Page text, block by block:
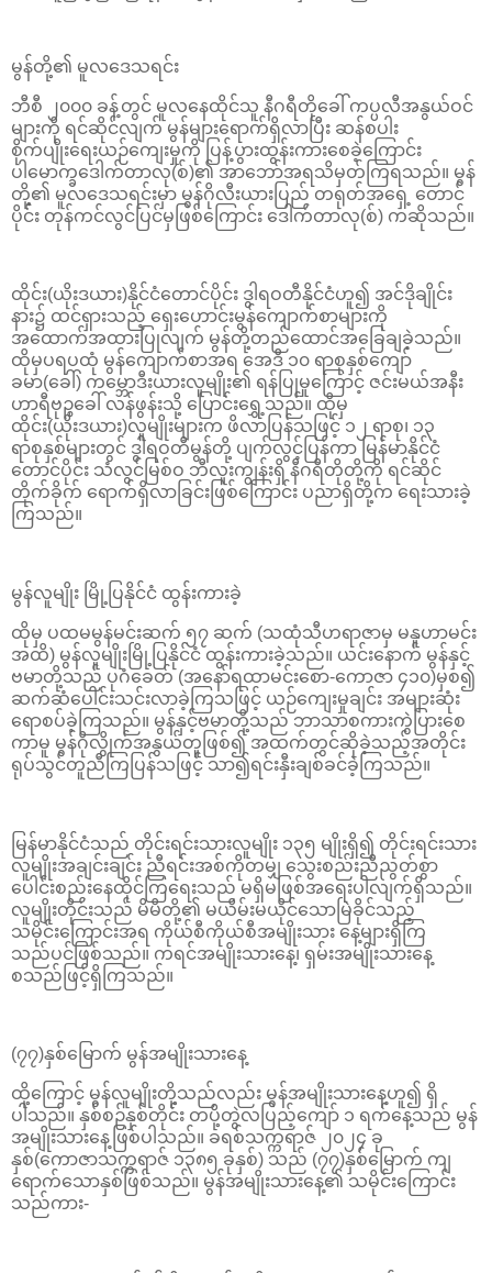
မွန်တို့၏ မူလဒေသရင်း
ဘီစီ ၂၀၀၀ ခန့်တွင် မူလနေထိုင်သူ နီဂရီတိုခေါ် ကပ္ပလီအနွယ်ဝင်
များကို ရင်ဆိုင်လျက် မွန်များရောက်ရှိလာပြီး ဆန်စပါး
စိုက်ပျိုးရေးယဉ်ကျေးမှုကို ပြန့်ပွားထွန်းကားစေခဲ့ကြောင်း
ပါမောက္ခဒေါက်တာလု(စ်)၏ အာဘော်အရသိမှတ်ကြရသည်။ မွန်
တို့၏ မူလဒေသရင်းမှာ မွန်ဂိုလီးယားပြည် တရုတ်အရှေ့ တောင်
ပိုင်း တုန်ကင်လွင်ပြင်မှဖြစ်ကြောင်း ဒေါက်တာလု(စ်) ကဆိုသည်။
ထိုင်း(ယိုးဒယား)နိုင်ငံတောင်ပိုင်း ဒွါရဝတီနိုင်ငံဟူ၍ အင်ဒိုချိုင်း
နား၌ ထင်ရှားသည့် ရှေးဟောင်းမွန်ကျောက်စာများကို
အထောက်အထားပြုလျက် မွန်တို့တည်ထောင်အခြေချခဲ့သည်။
ထိုမှပရပထုံ မွန်ကျောက်စာအရ အေဒီ ၁၀ ရာစုနှစ်ကျော်
ခမာ(ခေါ်) ကမ္ဘောဒီးယားလူမျိုး၏ ရန်ပြုမှုကြောင့် ဇင်းမယ်အနီး
ဟာရီဗုဉ္စခေါ် လန်ဖွန်းသို့ ပြောင်းရွှေ့သည်။ ထိုမှ
ထိုင်း(ယိုးဒယား)လူမျိုးများက ဖိလာပြန်သဖြင့် ၁၂ ရာစု၊ ၁၃
ရာစုနှစ်များတွင် ဒွါရဝတီမွန်တို့ ပျက်လွင့်ပြန်ကာ မြန်မာနိုင်ငံ
တောင်ပိုင်း သံလွင်မြစ်ဝ ဘီလူးကျွန်းရှိ နီဂရီတိုတို့ကို ရင်ဆိုင်
တိုက်ခိုက် ရောက်ရှိလာခြင်းဖြစ်ကြောင်း ပညာရှိတို့က ရေးသားခဲ့
ကြသည်။
မွန်လူမျိုး မြို့ပြနိုင်ငံ ထွန်းကားခဲ့
ထိုမှ ပထမမွန်မင်းဆက် ၅၇ ဆက် (သထုံသီဟရာဇာမှ မနူဟာမင်း
အထိ) မွန်လူမျိုးမြို့ပြနိုင်ငံ ထွန်းကားခဲ့သည်။ ယင်းနောက် မွန်နှင့်
ဗမာတို့သည် ပုဂံခေတ် (အနော်ရထာမင်းစော-ကောဇာ ၄၁၀)မှစ၍
ဆက်ဆံပေါင်းသင်းလာခဲ့ကြသဖြင့် ယဉ်ကျေးမှုချင်း အများဆုံး
ရောစပ်ခဲ့ကြသည်။ မွန်နှင့်ဗမာတို့သည် ဘာသာစကားကွဲပြားစေ
ကာမူ မွန်ဂိုလွိုက်အနွယ်တူဖြစ်၍ အထက်တွင်ဆိုခဲ့သည့်အတိုင်း
ရုပ်သွင်တူညီကြပြန်သဖြင့် သာ၍ရင်းနှီးချစ်ခင်ခဲ့ကြသည်။
မြန်မာနိုင်ငံသည် တိုင်းရင်းသားလူမျိုး ၁၃၅ မျိုးရှိ၍ တိုင်းရင်းသား
လူမျိုးအချင်းချင်း ညီရင်းအစ်ကိုတမျှ သွေးစည်းညီညွတ်စွာ
ပေါင်းစည်းနေထိုင်ကြရေးသည် မရှိမဖြစ်အရေးပါလျက်ရှိသည်။
လူမျိုးတိုင်းသည် မိမိတို့၏ မယိမ်းမယိုင်သောမြဲခိုင်သည့်
သမိုင်းကြောင်းအရ ကိုယ်စီကိုယ်စီအမျိုးသား နေ့များရှိကြ
သည်ပင်ဖြစ်သည်။ ကရင်အမျိုးသားနေ့၊ ရှမ်းအမျိုးသားနေ့
စသည်ဖြင့်ရှိကြသည်။
(၇၇)နှစ်မြောက် မွန်အမျိုးသားနေ့
ထို့ကြောင့် မွန်လူမျိုးတို့သည်လည်း မွန်အမျိုးသားနေ့ဟူ၍ ရှိ
ပါသည်။ နှစ်စဉ်နှစ်တိုင်း တပို့တွဲလပြည့်ကျော် ၁ ရက်နေ့သည် မွန်
အမျိုးသားနေ့ဖြစ်ပါသည်။ ခရစ်သက္ကရာဇ် ၂၀၂၄ ခု
နှစ်(ကောဇာသက္ကရာဇ် ၁၃၈၅ ခုနှစ်) သည် (၇၇)နှစ်မြောက် ကျ
ရောက်သောနှစ်ဖြစ်သည်။ မွန်အမျိုးသားနေ့၏ သမိုင်းကြောင်း
သည်ကား-